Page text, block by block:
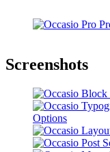
Screenshots